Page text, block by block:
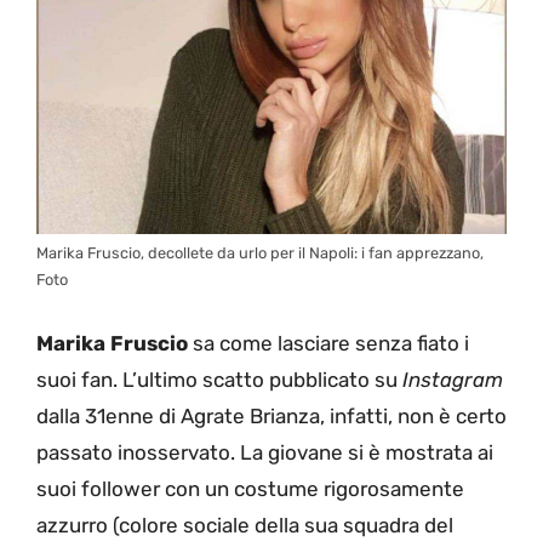
Marika Fruscio, decollete da urlo per il Napoli: i fan apprezzano,
Foto
Marika Fruscio sa come lasciare senza fiato i
suoi fan. L’ultimo scatto pubblicato su Instagram
dalla 31enne di Agrate Brianza, infatti, non è certo
passato inosservato. La giovane si è mostrata ai
suoi follower con un costume rigorosamente
azzurro (colore sociale della sua squadra del